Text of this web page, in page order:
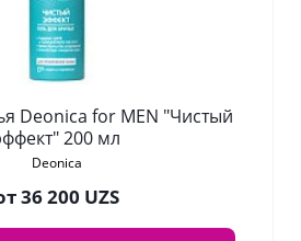
Deonica for MEN "Чистый
200 мл
Deonica
36 200 UZS